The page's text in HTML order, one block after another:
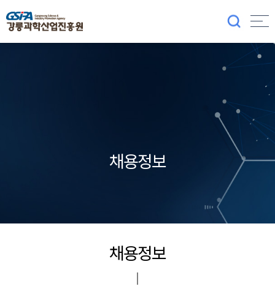
채용정보
채용정보